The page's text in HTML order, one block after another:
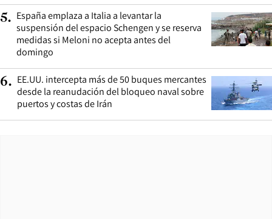
5. España emplaza a Italia a levantar la
suspensión del espacio Schengen y se reserva
medidas si Meloni no acepta antes del
domingo
6. EE.UU. intercepta más de 50 buques mercantes
desde la reanudación del bloqueo naval sobre
puertos y costas de Irán